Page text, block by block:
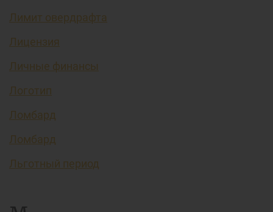
Лимит овердрафта
Лицензия
Личные финансы
Логотип
Ломбард
Ломбард
Льготный период